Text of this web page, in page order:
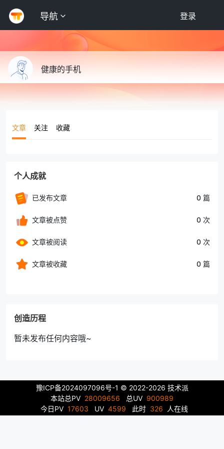
导航 登录
健康的手机
文章 关注 收藏
个人成就
已发布文章 0 篇
文章被点赞 0 次
文章被阅读 0 次
文章被收藏 0 篇
创造历程
暂未发布任何内容哦~
豫ICP备2024097096号-1 © 2022-2026 技术派
本站总PV 28009656 总UV 900989
今日PV 17603 UV 4599 此时 326 人在线